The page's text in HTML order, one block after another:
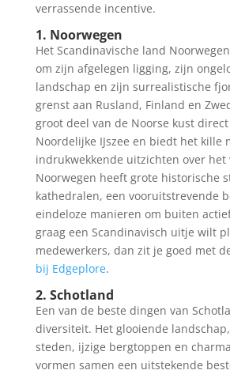
verrassende incentive.
1. Noorwegen
Het Scandinavische land
om zijn afgelegen ligging, zijn
landschap en zijn surrealistische
grenst aan Rusland, Finland en
groot deel van de Noorse kust
Noordelijke IJszee en biedt het kille
indrukwekkende uitzichten over het
Noorwegen heeft grote historische
kathedralen, een vooruitstrevende
eindeloze manieren om buiten
graag een Scandinavisch uitje wilt
medewerkers, dan zit je goed met
bij Edgeplore.
2. Schotland
Een van de beste dingen van
diversiteit. Het glooiende
steden, ijzige bergtoppen en
vormen samen een uitstekende